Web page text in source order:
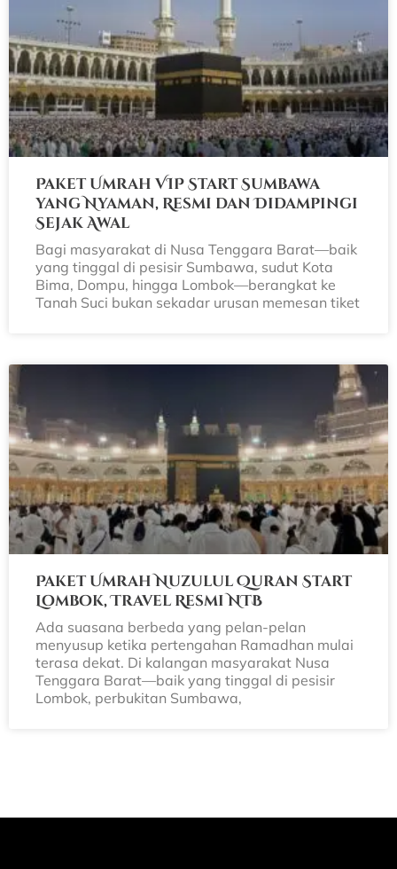
Paket Umrah VIP Start Sumbawa
yang Nyaman, Resmi dan Didampingi
Sejak Awal
Bagi masyarakat di Nusa Tenggara Barat—baik
yang tinggal di pesisir Sumbawa, sudut Kota
Bima, Dompu, hingga Lombok—berangkat ke
Tanah Suci bukan sekadar urusan memesan tiket
Paket Umrah Nuzulul Quran Start
Lombok, Travel Resmi NTB
Ada suasana berbeda yang pelan-pelan
menyusup ketika pertengahan Ramadhan mulai
terasa dekat. Di kalangan masyarakat Nusa
Tenggara Barat—baik yang tinggal di pesisir
Lombok, perbukitan Sumbawa,